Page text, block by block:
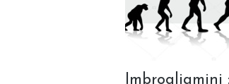
Imbrogliamini